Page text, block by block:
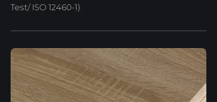
Test/ ISO 12460-1).